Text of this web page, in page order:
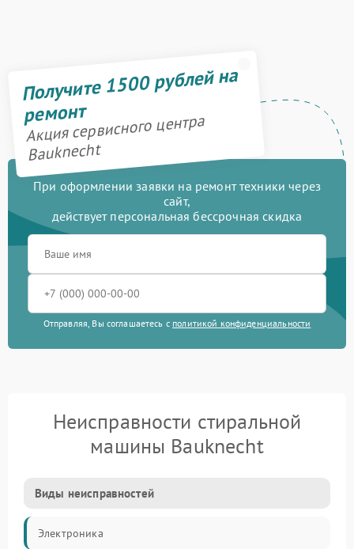
Получите 1500 рублей на
ремонт
Акция сервисного центра
Bauknecht
При оформлении заявки на ремонт техники через
сайт,
действует персональная бессрочная скидка
Отправляя, Вы соглашаетесь с политикой конфиденциальности
Неисправности стиральной
машины Bauknecht
Виды неисправностей
Электроника